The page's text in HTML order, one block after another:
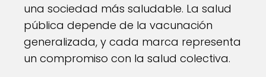
una sociedad más saludable. La salud
pública depende de la vacunación
generalizada, y cada marca representa
un compromiso con la salud colectiva.